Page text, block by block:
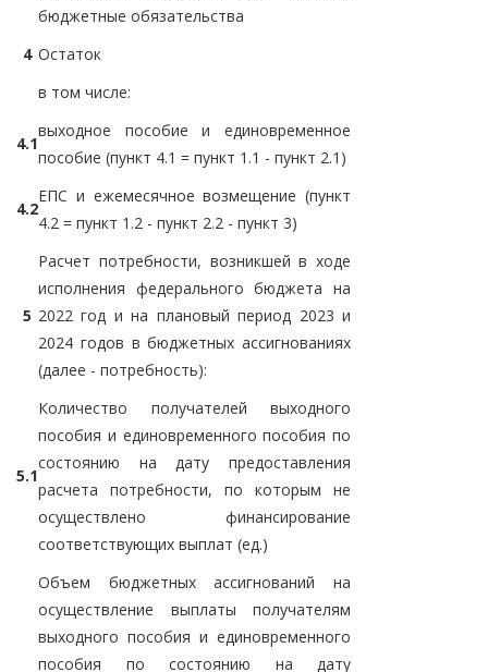
бюджетные обязательства
4 Остаток
в том числе:
4.1
выходное пособие и единовременное
пособие (пункт 4.1 = пункт 1.1 - пункт 2.1)
4.2
ЕПС и ежемесячное возмещение (пункт
4.2 = пункт 1.2 - пункт 2.2 - пункт 3)
5
Расчет потребности, возникшей в ходе
исполнения федерального бюджета на
2022 год и на плановый период 2023 и
2024 годов в бюджетных ассигнованиях
(далее - потребность):
5.1
Количество получателей выходного
пособия и единовременного пособия по
состоянию на дату предоставления
расчета потребности, по которым не
осуществлено финансирование
соответствующих выплат (ед.)
Объем бюджетных ассигнований на
осуществление выплаты получателям
выходного пособия и единовременного
пособия по состоянию на дату